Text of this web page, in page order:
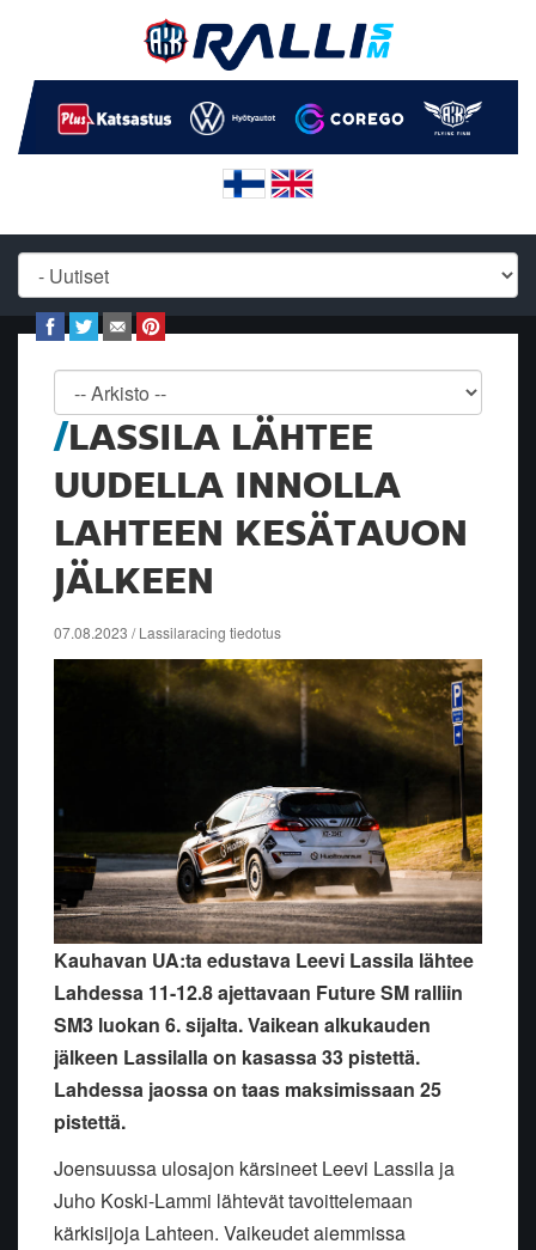
LASSILA LÄHTEE
UUDELLA INNOLLA
LAHTEEN KESÄTAUON
JÄLKEEN
07.08.2023 / Lassilaracing tiedotus
Kauhavan UA:ta edustava Leevi Lassila lähtee
Lahdessa 11-12.8 ajettavaan Future SM ralliin
SM3 luokan 6. sijalta. Vaikean alkukauden
jälkeen Lassilalla on kasassa 33 pistettä.
Lahdessa jaossa on taas maksimissaan 25
pistettä.
Joensuussa ulosajon kärsineet Leevi Lassila ja
Juho Koski-Lammi lähtevät tavoittelemaan
kärkisijoja Lahteen. Vaikeudet aiemmissa